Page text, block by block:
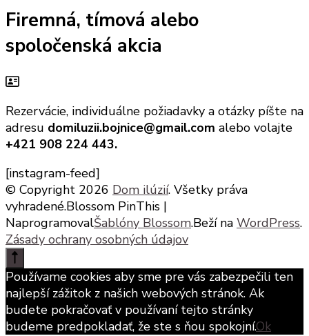
Firemná, tímová alebo
spoločenská akcia
Rezervácie, individuálne požiadavky a otázky píšte na
adresu domiluzii.bojnice@gmail.com alebo volajte
+421 908 224 443.
[instagram-feed]
© Copyright 2026 Dom ilúzií. Všetky práva
vyhradené.Blossom PinThis |
NaprogramovalŠablóny Blossom.Beží na WordPress.
Zásady ochrany osobných údajov
Používame cookies aby sme pre vás zabezpečili ten
najlepší zážitok z našich webových stránok. Ak
budete pokračovať v používaní tejto stránky
budeme predpokladať, že ste s ňou spokojní.Ok